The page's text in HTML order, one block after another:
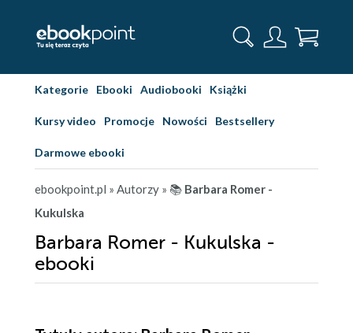
Kategorie Ebooki Audiobooki Książki
Kursy video Promocje Nowości Bestsellery
Darmowe ebooki
ebookpoint.pl » Autorzy » 📚 Barbara Romer -
Kukulska
Barbara Romer - Kukulska -
ebooki